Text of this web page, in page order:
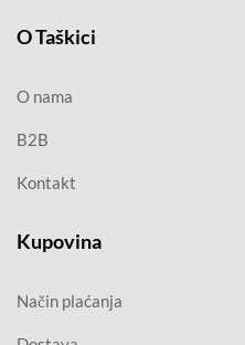
O Taškici
O nama
B2B
Kontakt
Kupovina
Način plaćanja